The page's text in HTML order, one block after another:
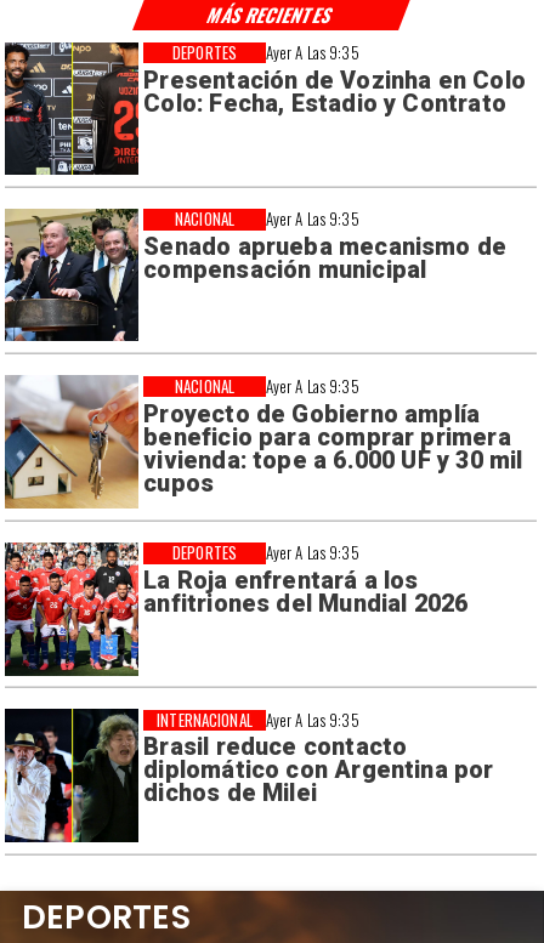
Ayer A Las 9:35
Presentación de Vozinha en Colo
Colo: Fecha, Estadio y Contrato
DEPORTES
Ayer A Las 9:35
Senado aprueba mecanismo de
compensación municipal
NACIONAL
Ayer A Las 9:35
Proyecto de Gobierno amplía
beneficio para comprar primera
vivienda: tope a 6.000 UF y 30 mil
cupos
NACIONAL
Ayer A Las 9:35
La Roja enfrentará a los
anfitriones del Mundial 2026
DEPORTES
Ayer A Las 9:35
Brasil reduce contacto
diplomático con Argentina por
dichos de Milei
INTERNACIONAL
MÁS RECIENTES
DEPORTES